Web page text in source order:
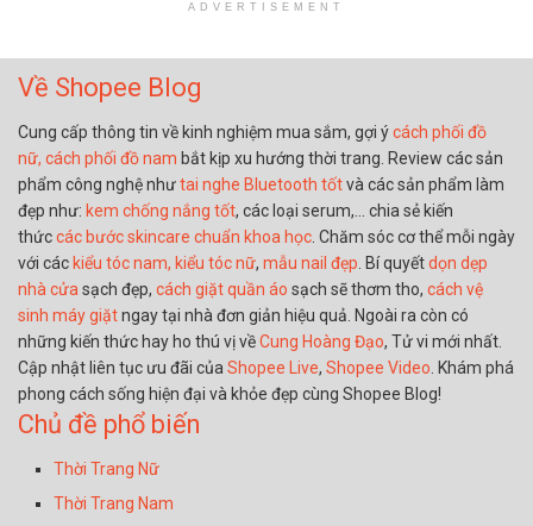
ADVERTISEMENT
Về Shopee Blog
Cung cấp thông tin về kinh nghiệm mua sắm, gợi ýcách phối đồ
nữ, cách phối đồ nam bắt kịp xu hướng thời trang. Review các sản
phẩm công nghệ nhưtai nghe Bluetooth tốtvà các sản phẩm làm
đẹp như: kem chống nắng tốt, các loại serum,… chia sẻ kiến
thứccác bước skincare chuẩn khoa học . Chăm sóc cơ thể mỗi ngày
với các kiểu tóc nam, kiểu tóc nữ, mẫu nail đẹp . Bí quyếtdọn dẹp
nhà cửa sạch đẹp, cách giặt quần áo sạch sẽ thơm tho, cách vệ
sinh máy giặtngay tại nhà đơn giản hiệu quả. Ngoài ra còn có
những kiến thức hay ho thú vị vềCung Hoàng Đạo, Tử vi mới nhất.
Cập nhật liên tục ưu đãi của Shopee Live, Shopee Video . Khám phá
phong cách sống hiện đại và khỏe đẹp cùng Shopee Blog!
Chủ đề phổ biến
Thời Trang Nữ
Thời Trang Nam